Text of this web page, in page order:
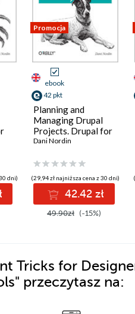
dni)
Promocja
ebook
42 pkt
Planning and
Managing Drupal
Projects. Drupal for
Designers
Dani Nordin
(29,94 zł najniższa cena z 30 dni)
42.42 zł
49.90zł (-15%)
Tricks for
przeczytasz na: